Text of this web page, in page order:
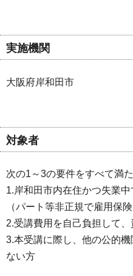
実施機関
大阪府岸和田市
対象者
次の1～3の要件をすべて満
1.岸和田市内在住かつ失業
（パート等非正規で雇用保
2.受講費用を自己負担して
3.本受講に際し、他の公的
ない方